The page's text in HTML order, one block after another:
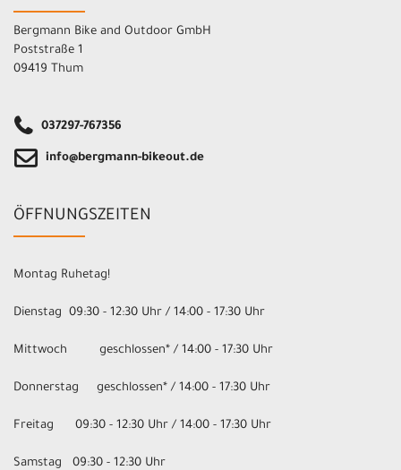
Bergmann Bike and Outdoor GmbH
Poststraße 1
09419 Thum
037297-767356
info@bergmann-bikeout.de
ÖFFNUNGSZEITEN
Montag Ruhetag!
Dienstag 09:30 - 12:30 Uhr / 14:00 - 17:30 Uhr
Mittwoch geschlossen* / 14:00 - 17:30 Uhr
Donnerstag geschlossen* / 14:00 - 17:30 Uhr
Freitag 09:30 - 12:30 Uhr / 14:00 - 17:30 Uhr
Samstag 09:30 - 12:30 Uhr